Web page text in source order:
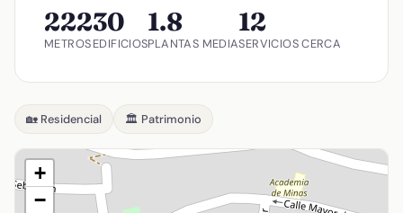
222
METROS
30
EDIFICIOS
1.8
PLANTAS MEDIA
12
SERVICIOS CERCA
🏡 Residencial 🏛️ Patrimonio
+
−